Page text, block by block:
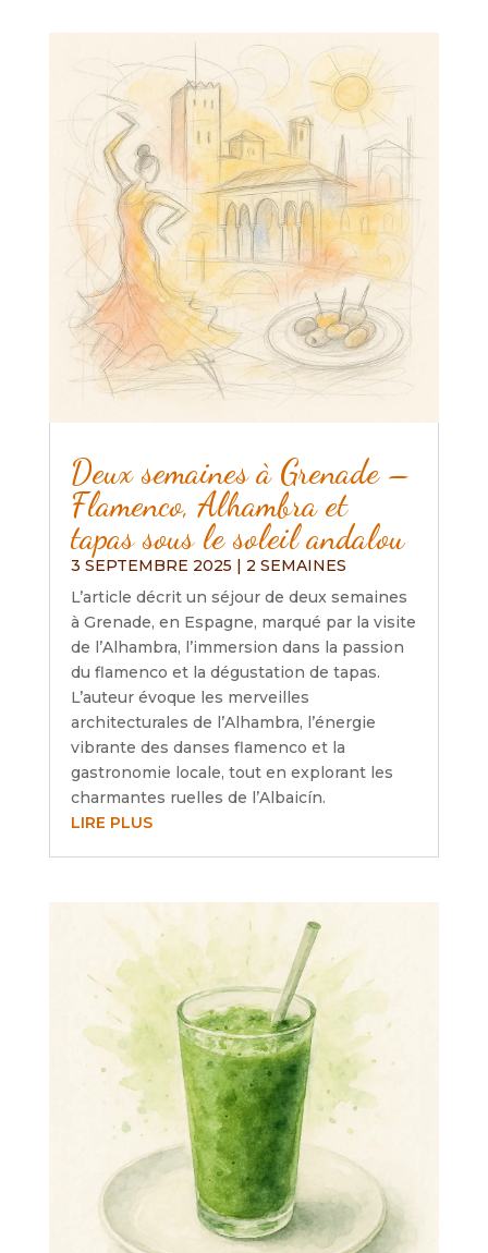
Deux semaines à Grenade –
Flamenco, Alhambra et
tapas sous le soleil andalou
3 SEPTEMBRE 2025 | 2 SEMAINES
L’article décrit un séjour de deux semaines
à Grenade, en Espagne, marqué par la visite
de l’Alhambra, l’immersion dans la passion
du flamenco et la dégustation de tapas.
L’auteur évoque les merveilles
architecturales de l’Alhambra, l’énergie
vibrante des danses flamenco et la
gastronomie locale, tout en explorant les
charmantes ruelles de l’Albaicín.
LIRE PLUS